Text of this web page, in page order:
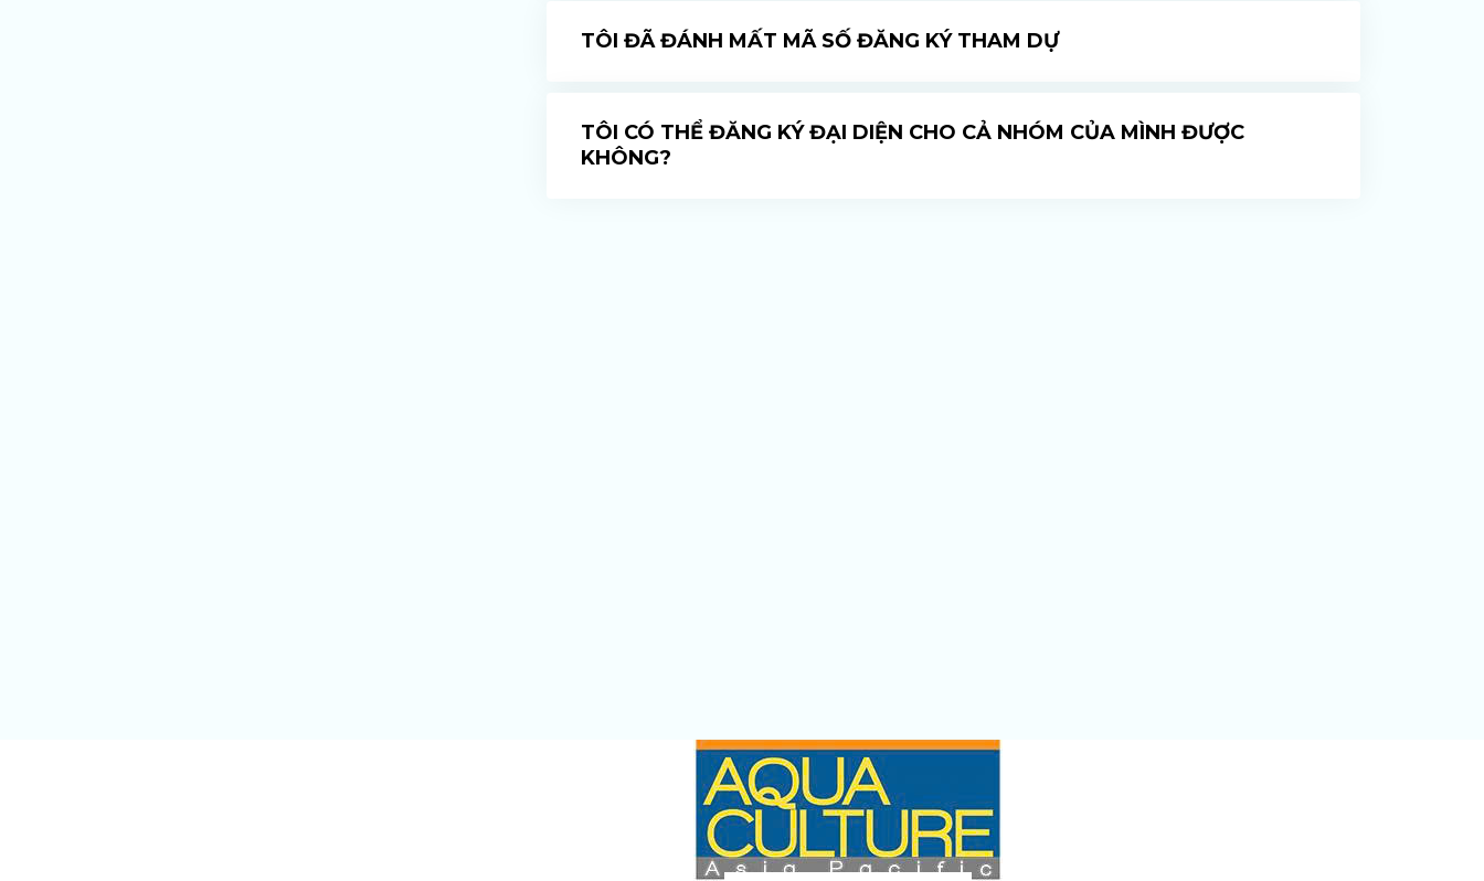
TÔI ĐÃ ĐÁNH MẤT MÃ SỐ ĐĂNG KÝ THAM DỰ
TÔI CÓ THỂ ĐĂNG KÝ ĐẠI DIỆN CHO CẢ NHÓM CỦA MÌNH ĐƯỢC
KHÔNG?